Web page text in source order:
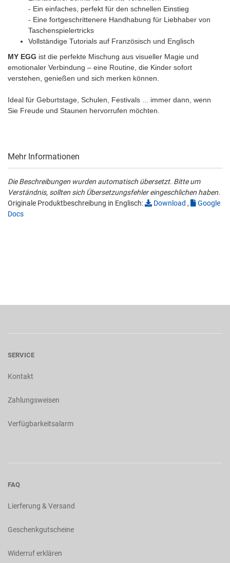
- Ein einfaches, perfekt für den schnellen Einstieg
- Eine fortgeschrittenere Handhabung für Liebhaber von
Taschenspielertricks
Vollständige Tutorials auf Französisch und Englisch
MY EGG ist die perfekte Mischung aus visueller Magie und
emotionaler Verbindung – eine Routine, die Kinder sofort
verstehen, genießen und sich merken können.
Ideal für Geburtstage, Schulen, Festivals ... immer dann, wenn
Sie Freude und Staunen hervorrufen möchten.
Mehr Informationen
Die Beschreibungen wurden automatisch übersetzt. Bitte um
Verständnis, sollten sich Übersetzungsfehler eingeschlichen haben.
Originale Produktbeschreibung in Englisch:
Download ,
Google
Docs
SERVICE
Kontakt
Zahlungsweisen
Verfügbarkeitsalarm
FAQ
Lierferung & Versand
Geschenkgutscheine
Widerruf erklären